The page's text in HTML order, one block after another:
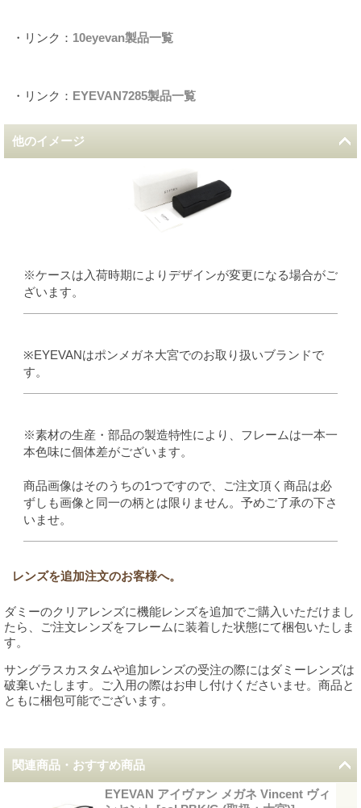
・リンク： 10eyevan製品一覧
・リンク： EYEVAN7285製品一覧
他のイメージ
※ケースは入荷時期によりデザインが変更になる場合がご
ざいます。
※EYEVANはポンメガネ大宮でのお取り扱いブランドで
す。
※素材の生産・部品の製造特性により、フレームは一本一
本色味に個体差がございます。
商品画像はそのうちの1つですので、ご注文頂く商品は必
ずしも画像と同一の柄とは限りません。予めご了承の下さ
いませ。
レンズを追加注文のお客様へ。
ダミーのクリアレンズに機能レンズを追加でご購入いただけまし
たら、ご注文レンズをフレームに装着した状態にて梱包いたしま
す。
サングラスカスタムや追加レンズの受注の際にはダミーレンズは
破棄いたします。ご入用の際はお申し付けくださいませ。商品と
ともに梱包可能でございます。
関連商品・おすすめ商品
EYEVAN アイヴァン メガネ Vincent ヴィ